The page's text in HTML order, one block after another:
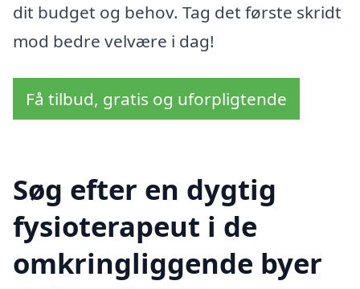
dit budget og behov. Tag det første skridt
mod bedre velvære i dag!
Få tilbud, gratis og uforpligtende
Søg efter en dygtig
fysioterapeut i de
omkringliggende byer